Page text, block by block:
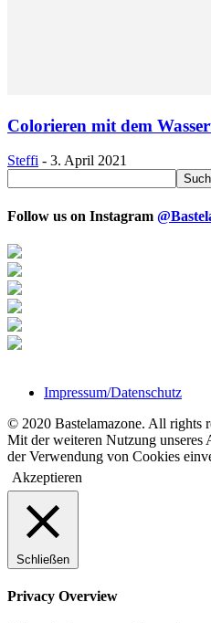
Colorieren mit dem
Steffi - 3. April 2021
Follow us on Instagram
Impressum/Datenschutz
© 2020 Bastelamazone. All rights
Mit der weiteren Nutzung unseres
der Verwendung von Cookies
Akzeptieren
Schließen
Privacy Overview